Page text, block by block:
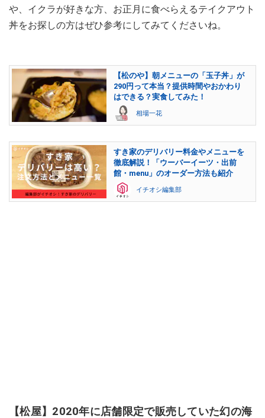
や、イクラが好きな方、お正月に食べらえるテイクアウト
丼をお探しの方はぜひ参考にしてみてくださいね。
【松のや】朝メニューの「玉子丼」が
290円って本当？提供時間やおかわり
はできる？実食してみた！
相場一花
すき家のデリバリー料金やメニューを
徹底解説！「ウーバーイーツ・出前
館・menu」のオーダー方法も紹介
イチオシ編集部
【松屋】2020年に店舗限定で販売していた幻の海